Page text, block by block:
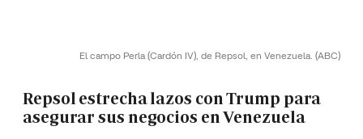
El campo Perla (Cardón IV), de Repsol, en Venezuela. (ABC)
Repsol estrecha lazos con Trump para
asegurar sus negocios en Venezuela